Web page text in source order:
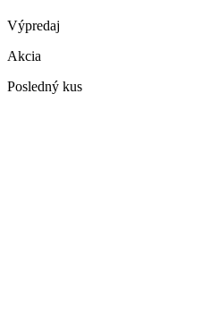
Výpredaj
Akcia
Posledný kus